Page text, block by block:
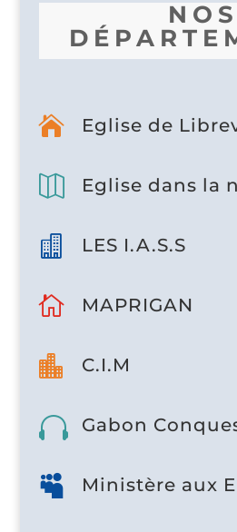
NOS
 Eglise de
 Eglise dans la
 LES I.A.S.S
 MAPRIGAN
 C.I.M
 Gabon
 Ministère aux